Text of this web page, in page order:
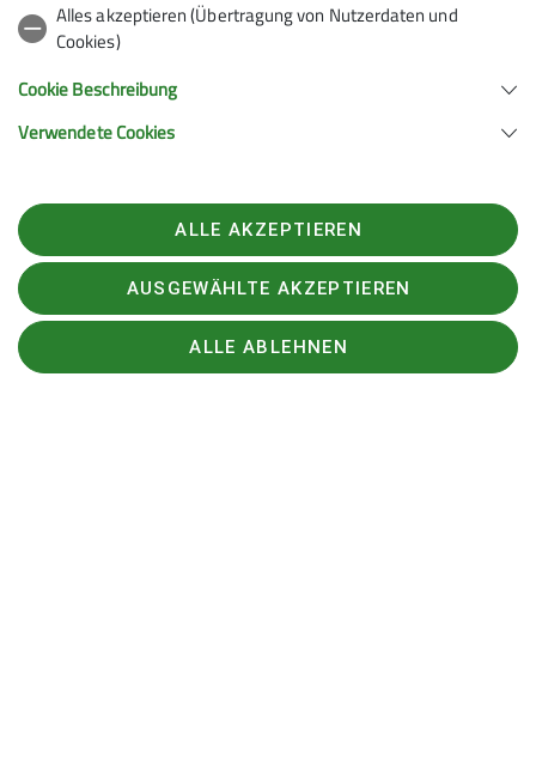
unter anderem die Vergünstigungen auf den über
2.000 Hütten der alpinen Vereine in den Alpen und
den umfassenden Versicherungsschutz Suche,
Bergung, Rettung). Auch der vergünstigte Eintritt für
DAV Mitglieder in unserem DAV Kletterzentrum
Werde jetzt Mitglied – am einfachsten über die
Online-Aufnahme.
Hier findest Du alle Infos zur Mitgliedschaft
Wir freuen uns auf Dich!
Alles akzeptieren (Übertragung von Nutzerdaten und
Cookies)
Cookie Beschreibung
Verwendete Cookies
ALLE AKZEPTIEREN
AUSGEWÄHLTE AKZEPTIEREN
ALLE ABLEHNEN